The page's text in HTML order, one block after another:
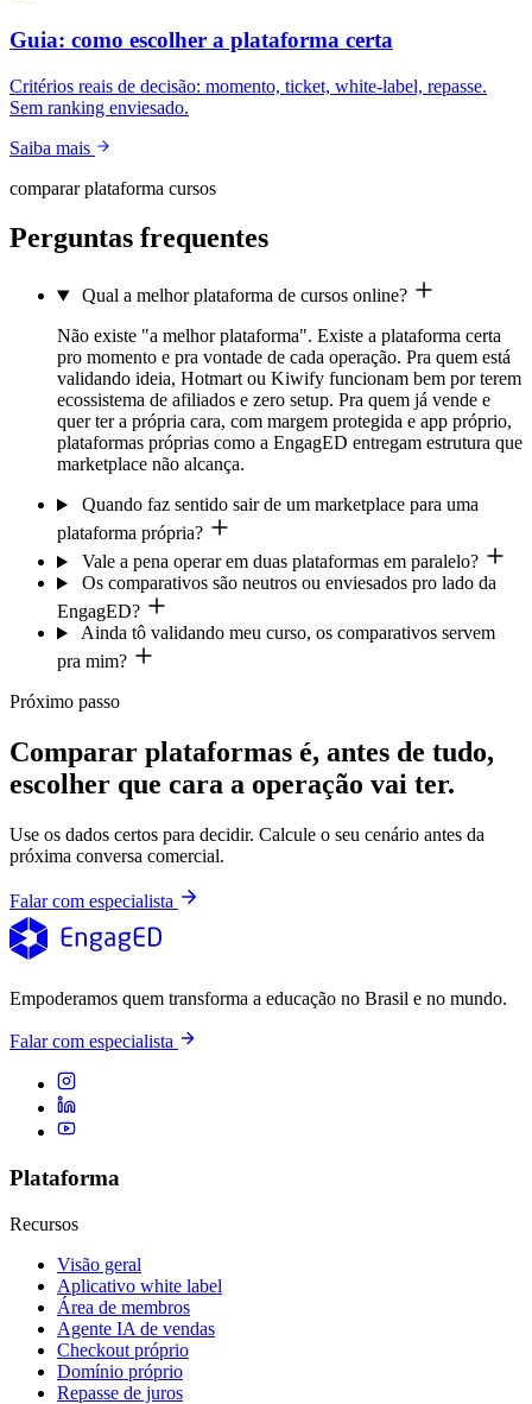
Guia: como escolher a plataforma certa
Critérios reais de decisão: momento, ticket, white-label, repasse.
Sem ranking enviesado.
Saiba mais
comparar plataforma cursos
Perguntas frequentes
Qual a melhor plataforma de cursos online?
Não existe "a melhor plataforma". Existe a plataforma certa
pro momento e pra vontade de cada operação. Pra quem está
validando ideia, Hotmart ou Kiwify funcionam bem por terem
ecossistema de afiliados e zero setup. Pra quem já vende e
quer ter a própria cara, com margem protegida e app próprio,
plataformas próprias como a EngagED entregam estrutura que
marketplace não alcança.
Quando faz sentido sair de um marketplace para uma
plataforma própria?
Vale a pena operar em duas plataformas em paralelo?
Os comparativos são neutros ou enviesados pro lado da
EngagED?
Ainda tô validando meu curso, os comparativos servem
pra mim?
Próximo passo
Comparar plataformas é, antes de tudo,
escolher que cara a operação vai ter.
Use os dados certos para decidir. Calcule o seu cenário antes da
próxima conversa comercial.
Falar com especialista
Empoderamos quem transforma a educação no Brasil e no mundo.
Falar com especialista
Plataforma
Recursos
Visão geral
Aplicativo white label
Área de membros
Agente IA de vendas
Checkout próprio
Domínio próprio
Repasse de juros